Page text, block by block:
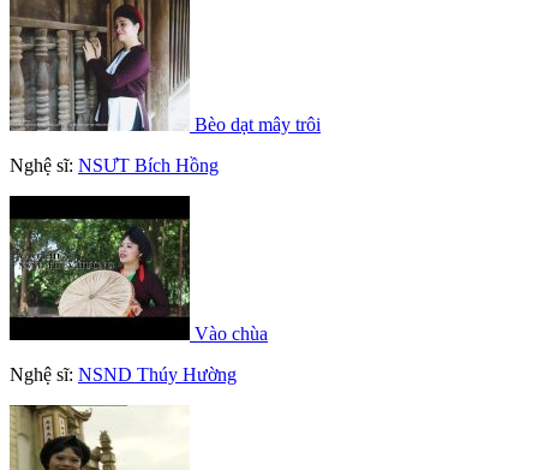
Bèo dạt mây trôi
Nghệ sĩ: NSƯT Bích Hồng
Vào chùa
Nghệ sĩ: NSND Thúy Hường